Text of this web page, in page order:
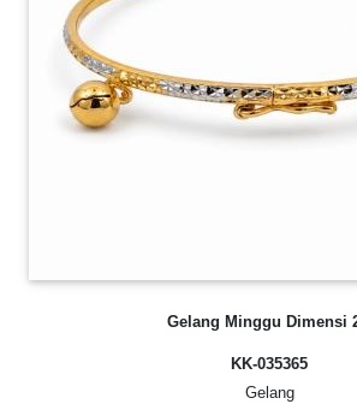
Gelang Minggu Dimensi
KK-035365
Gelang